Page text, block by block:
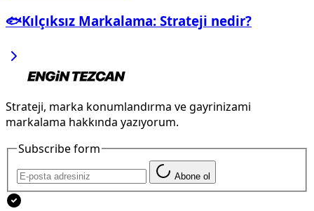
🐟Kılçıksız Markalama: Strateji nedir?
Strateji, marka konumlandırma ve gayrinizami
markalama hakkında yazıyorum.
Subscribe form
Abone ol